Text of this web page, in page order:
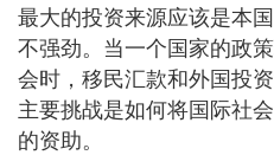
最大的投资来源应该是本
不强劲。当一个国家的政
会时，移民汇款和外国投
主要挑战是如何将国际社
的资助。